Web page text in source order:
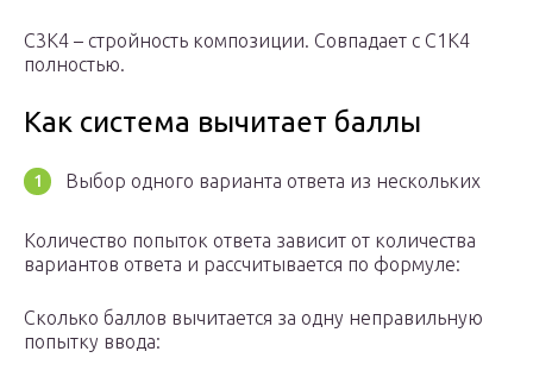
С3К4 – стройность композиции. Совпадает с С1К4
полностью.
Как система вычитает баллы
Выбор одного варианта ответа из нескольких
Количество попыток ответа зависит от количества
вариантов ответа и рассчитывается по формуле:
Сколько баллов вычитается за одну неправильную
попытку ввода: